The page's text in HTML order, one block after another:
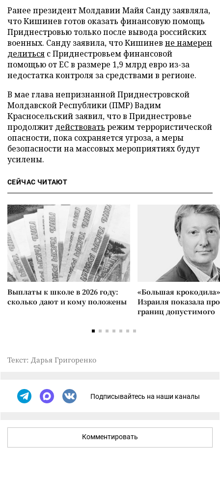
Ранее президент Молдавии Майя Санду заявляла,
что Кишинев готов оказать финансовую помощь
Приднестровью только после вывода российских
военных. Санду заявила, что Кишинев не намерен
делиться с Приднестровьем финансовой
помощью от ЕС в размере 1,9 млрд евро из-за
недостатка контроля за средствами в регионе.
В мае глава непризнанной Приднестровской
Молдавской Республики (ПМР) Вадим
Красносельский заявил, что в Приднестровье
продолжит действовать режим террористической
опасности, пока сохраняется угроза, а меры
безопасности на массовых мероприятиях будут
усилены.
СЕЙЧАС ЧИТАЮТ
Выплаты к школе в 2026 году:
сколько дают и кому положены
«Большая
Израиля показала
границ допустимого
Текст: Дарья Григоренко
Подписывайтесь на наши каналы
Комментировать